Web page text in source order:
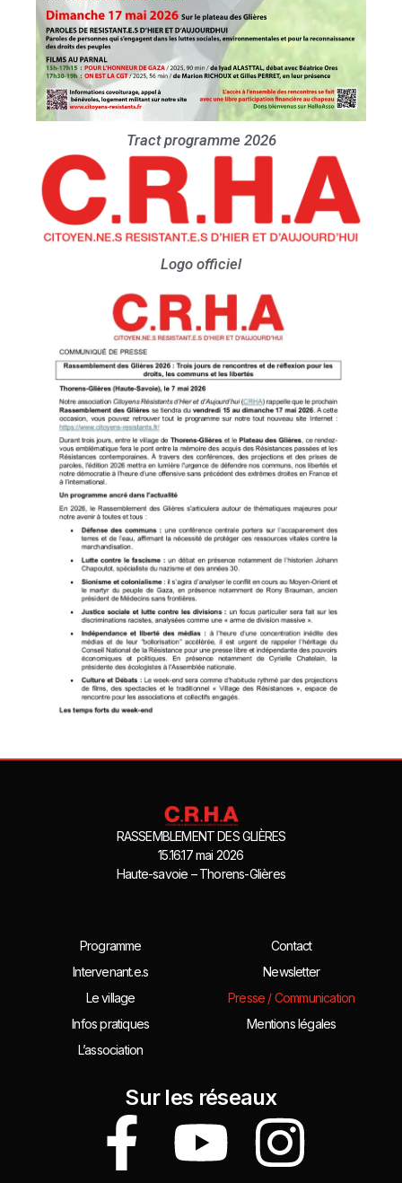
Tract programme 2026
Logo officiel
RASSEMBLEMENT DES GLIÈRES
15.16.17 mai 2026
Haute-savoie – Thorens-Glières
Programme
Intervenant.e.s
Le village
Infos pratiques
L’association
Contact
Newsletter
Presse / Communication
Mentions légales
Sur les réseaux